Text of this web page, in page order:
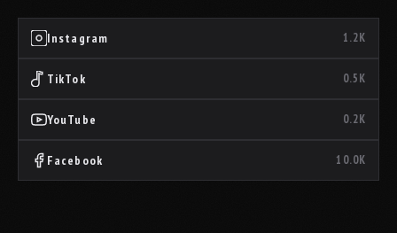
Instagram 1.2K
TikTok 0.5K
YouTube 0.2K
Facebook 10.0K